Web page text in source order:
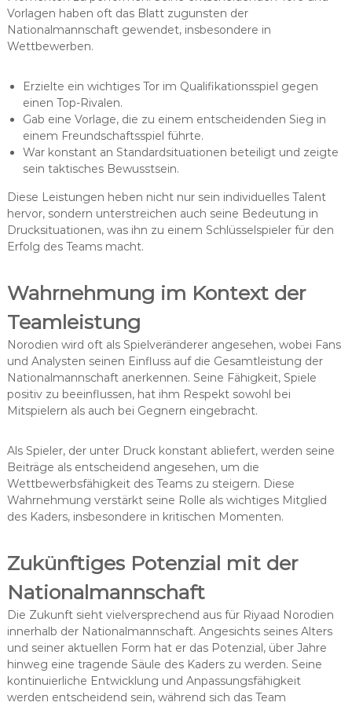
Vorlagen haben oft das Blatt zugunsten der
Nationalmannschaft gewendet, insbesondere in
Wettbewerben.
Erzielte ein wichtiges Tor im Qualifikationsspiel gegen
einen Top-Rivalen.
Gab eine Vorlage, die zu einem entscheidenden Sieg in
einem Freundschaftsspiel führte.
War konstant an Standardsituationen beteiligt und zeigte
sein taktisches Bewusstsein.
Diese Leistungen heben nicht nur sein individuelles Talent
hervor, sondern unterstreichen auch seine Bedeutung in
Drucksituationen, was ihn zu einem Schlüsselspieler für den
Erfolg des Teams macht.
Wahrnehmung im Kontext der
Teamleistung
Norodien wird oft als Spielveränderer angesehen, wobei Fans
und Analysten seinen Einfluss auf die Gesamtleistung der
Nationalmannschaft anerkennen. Seine Fähigkeit, Spiele
positiv zu beeinflussen, hat ihm Respekt sowohl bei
Mitspielern als auch bei Gegnern eingebracht.
Als Spieler, der unter Druck konstant abliefert, werden seine
Beiträge als entscheidend angesehen, um die
Wettbewerbsfähigkeit des Teams zu steigern. Diese
Wahrnehmung verstärkt seine Rolle als wichtiges Mitglied
des Kaders, insbesondere in kritischen Momenten.
Zukünftiges Potenzial mit der
Nationalmannschaft
Die Zukunft sieht vielversprechend aus für Riyaad Norodien
innerhalb der Nationalmannschaft. Angesichts seines Alters
und seiner aktuellen Form hat er das Potenzial, über Jahre
hinweg eine tragende Säule des Kaders zu werden. Seine
kontinuierliche Entwicklung und Anpassungsfähigkeit
werden entscheidend sein, während sich das Team